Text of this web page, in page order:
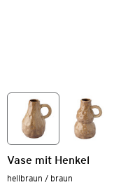
Vase mit Henkel
hellbraun / braun